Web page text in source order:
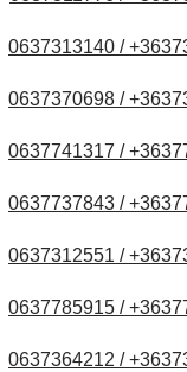
0637313140 /
0637370698 /
0637741317 /
0637737843 /
0637312551 /
0637785915 /
0637364212 /